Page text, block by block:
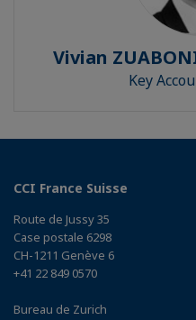
Vivian
Key
CCI France Suisse
Route de Jussy 35
Case postale 6298
CH-1211 Genève 6
+41 22 849 0570
Bureau de Zurich